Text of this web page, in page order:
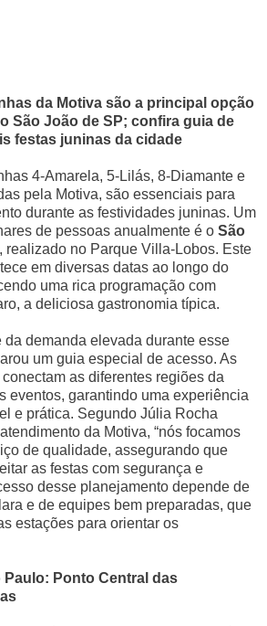
da Motiva são a principal opção
São João de SP; confira guia de
festas juninas da cidade
4-Amarela, 5-Lilás, 8-Diamante e
pela Motiva, são essenciais para
durante as festividades juninas. Um
de pessoas anualmente é oSão
, realizado no Parque Villa-Lobos. Este
em diversas datas ao longo do
uma rica programação com
a deliciosa gastronomia típica.
da demanda elevada durante esse
um guia especial de acesso. As
as diferentes regiões da
eventos, garantindo uma experiência
e prática. Segundo Júlia Rocha
da Motiva, “nós focamos
de qualidade, assegurando que
as festas com segurança e
desse planejamento depende de
e de equipes bem preparadas, que
estações para orientar os
Paulo: Ponto Central das